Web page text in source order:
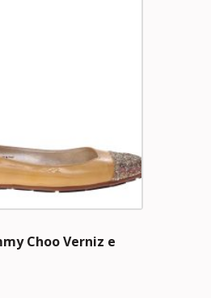
Choo Verniz e